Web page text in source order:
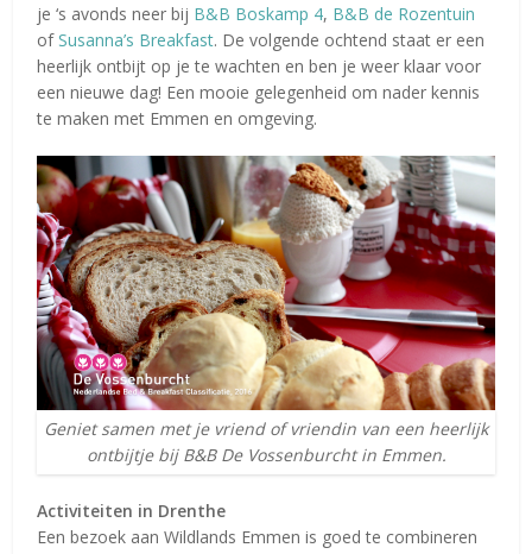
je ‘s avonds neer bij B&B Boskamp 4, B&B de Rozentuin
ofSusanna’s Breakfast. De volgende ochtend staat er een
heerlijk ontbijt op je te wachten en ben je weer klaar voor
een nieuwe dag! Een mooie gelegenheid om nader kennis
te maken met Emmen en omgeving.
Geniet samen met je vriend of vriendin van een heerlijk
ontbijtje bij B&B De Vossenburcht in Emmen.
Activiteiten in Drenthe
Een bezoek aan Wildlands Emmen is goed te combineren